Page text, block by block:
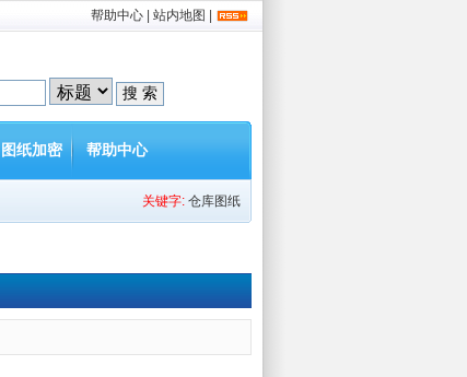
帮助中心 站内地图
图纸加密 帮助中心
关键字: 仓库图纸